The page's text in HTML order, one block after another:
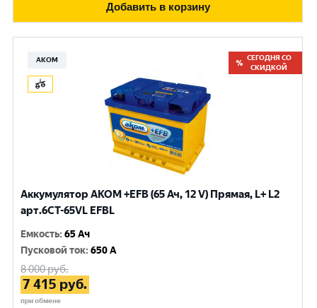
Добавить в корзину
АКОМ
СЕГОДНЯ СО
СКИДКОЙ
Аккумулятор AKOM +EFB (65 Ач, 12 V) Прямая, L+ L2
арт.6СТ-65VL EFBL
Емкость:65 Ач
Пусковой ток:650 A
8 000руб.
7 415 руб.
при обмене